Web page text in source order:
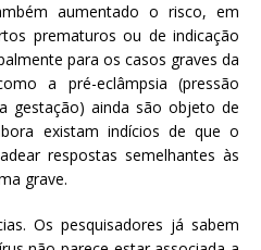
aumentado o risco, em
prematuros ou de indicação
para os casos graves da
a pré-eclâmpsia (pressão
gestação) ainda são objeto de
existam indícios de que o
respostas semelhantes às
grave.
Os pesquisadores já sabem